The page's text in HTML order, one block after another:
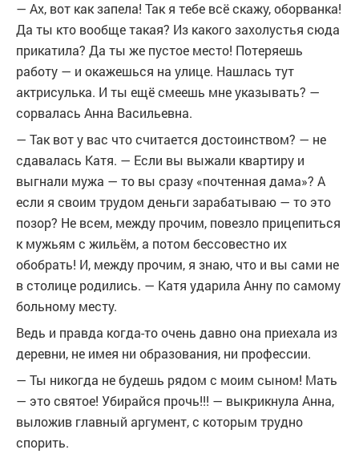
— Ах, вот как запела! Так я тебе всё скажу, оборванка!
Да ты кто вообще такая? Из какого захолустья сюда
прикатила? Да ты же пустое место! Потеряешь
работу — и окажешься на улице. Нашлась тут
актрисулька. И ты ещё смеешь мне указывать? —
сорвалась Анна Васильевна.
— Так вот у вас что считается достоинством? — не
сдавалась Катя. — Если вы выжали квартиру и
выгнали мужа — то вы сразу «почтенная дама»? А
если я своим трудом деньги зарабатываю — то это
позор? Не всем, между прочим, повезло прицепиться
к мужьям с жильём, а потом бессовестно их
обобрать! И, между прочим, я знаю, что и вы сами не
в столице родились. — Катя ударила Анну по самому
больному месту.
Ведь и правда когда-то очень давно она приехала из
деревни, не имея ни образования, ни профессии.
— Ты никогда не будешь рядом с моим сыном! Мать
— это святое! Убирайся прочь!!! — выкрикнула Анна,
выложив главный аргумент, с которым трудно
спорить.